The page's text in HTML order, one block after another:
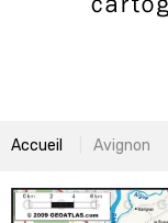
Accueil Avignon